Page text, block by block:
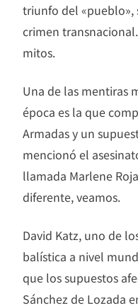
triunfo del «pueblo»,
crimen
mitos.
Una de las mentiras
época es la que
Armadas y un
mencionó el
llamada Marlene
diferente, veamos.
David Katz, uno de
balística a nivel
que los supuestos
Sánchez de Lozada